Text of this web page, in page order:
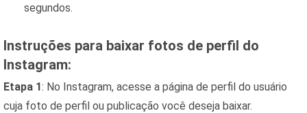
segundos.
Instruções para baixar fotos de perfil do
Instagram:
Etapa 1: No Instagram, acesse a página de perfil do usuário
cuja foto de perfil ou publicação você deseja baixar.